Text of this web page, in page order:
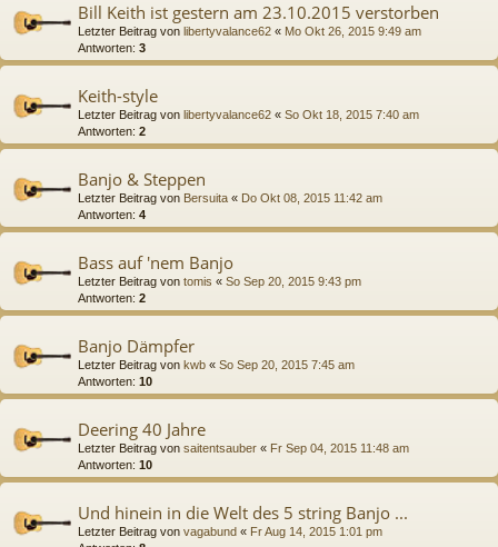
Bill Keith ist gestern am 23.10.2015 verstorben
Letzter Beitrag von libertyvalance62 « Mo Okt 26, 2015 9:49 am
Antworten: 3
Keith-style
Letzter Beitrag von libertyvalance62 « So Okt 18, 2015 7:40 am
Antworten: 2
Banjo & Steppen
Letzter Beitrag von Bersuita « Do Okt 08, 2015 11:42 am
Antworten: 4
Bass auf 'nem Banjo
Letzter Beitrag von tomis « So Sep 20, 2015 9:43 pm
Antworten: 2
Banjo Dämpfer
Letzter Beitrag von kwb « So Sep 20, 2015 7:45 am
Antworten: 10
Deering 40 Jahre
Letzter Beitrag von saitentsauber « Fr Sep 04, 2015 11:48 am
Antworten: 10
Und hinein in die Welt des 5 string Banjo ...
Letzter Beitrag von vagabund « Fr Aug 14, 2015 1:01 pm